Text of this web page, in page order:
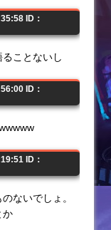
ID：
ことないし
ID：
ID：
ないでしょ。
か